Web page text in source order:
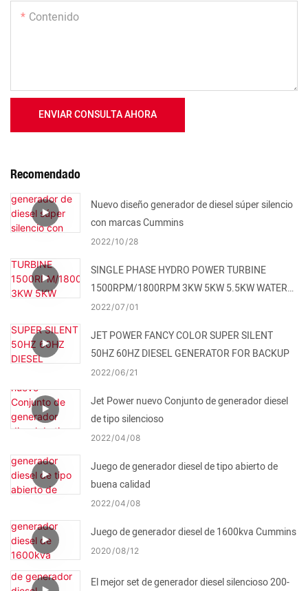
Contenido
ENVIAR CONSULTA AHORA
Recomendado
Nuevo diseño generador de diesel súper silencio
con marcas Cummins
2022 10 28
SINGLE PHASE HYDRO POWER TURBINE
1500RPM/1800RPM 3KW 5KW 5.5KW WATER
TURBINE FOR SALE
2022 07 01
JET POWER FANCY COLOR SUPER SILENT
50HZ 60HZ DIESEL GENERATOR FOR BACKUP
2022 06 21
Jet Power nuevo Conjunto de generador diesel
de tipo silencioso
2022 04 08
Juego de generador diesel de tipo abierto de
buena calidad
2022 04 08
Juego de generador diesel de 1600kva Cummins
2020 08 12
El mejor set de generador diesel silencioso 200-